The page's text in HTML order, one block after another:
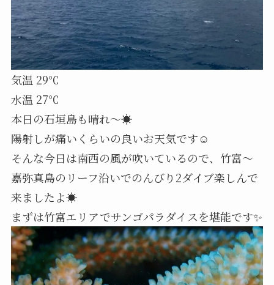
気温 29℃
水温 27℃
本日の石垣島も晴れ～☀️
陽射しが痛いくらいの良いお天気です☺️
そんな今日は南西の風が吹いているので、竹富～
嘉弥真島のリーフ沿いでのんびり2ダイブ楽しんで
来ましたよ☀️
まずは竹富エリアでサンゴパラダイスを堪能です✨